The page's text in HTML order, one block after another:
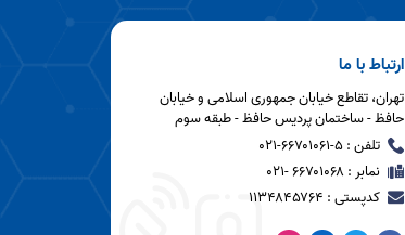
ارتباط با ما
تهران، تقاطع خیابان جمهوری اسلامی و خیابان
حافظ - ساختمان پردیس حافظ - طبقه سوم
تلفن : ۵-۶۶۷۰۱۰۶۱-۰۲۱
نمابر : ۶۶۷۰۱۰۶۸ -۰۲۱
کدپستی : ۱۱۳۴۸۴۵۷۶۴